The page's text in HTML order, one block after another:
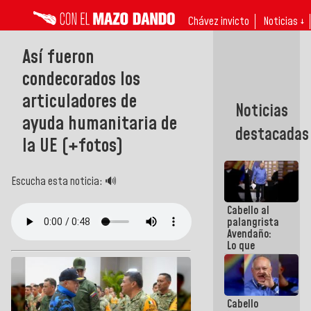
Chávez invicto Noticias ↓
Así fueron
condecorados los
articuladores de
ayuda humanitaria de
la UE (+fotos)
Escucha esta noticia: 🔊
Noticias
destacadas
Cabello al
palangrista
Avendaño:
Lo que
vayas a
escribir
hazlo hoy
por que no
sabemos si
Cabello